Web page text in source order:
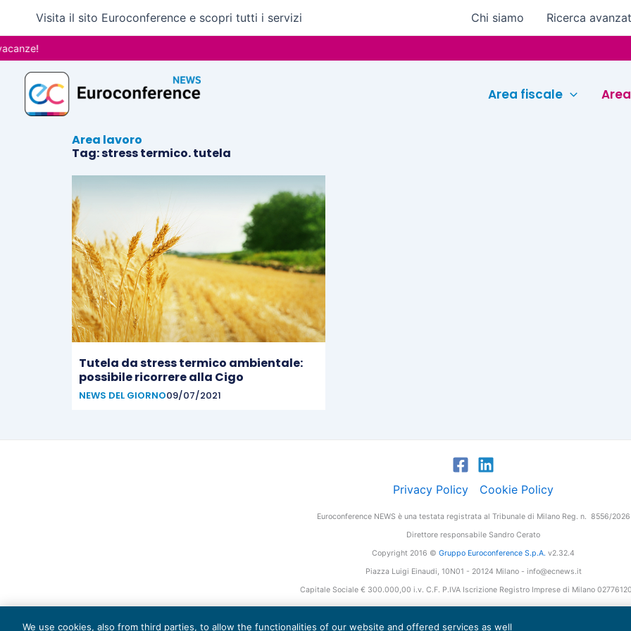
contenuto
Visita il sito Euroconference e scopri tutti i servizi Chi siamo Ricerca
Area fiscale
Area lavoro
Tag: stress termico. tutela
Tutela da stress termico ambientale:
possibile ricorrere alla Cigo
NEWS DEL GIORNO09/07/2021
Privacy Policy Cookie Policy
Euroconference NEWS è una testata registrata al Tribunale di Milano Reg. n. 8556/2026
Direttore responsabile Sandro Cerato
Copyright 2016 © Gruppo Euroconference S.p.A. v2.32.4
Piazza Luigi Einaudi, 10N01 - 20124 Milano - info@ecnews.it
Capitale Sociale € 300.000,00 i.v. C.F. P.IVA Iscrizione Registro Imprese di Milano
We use cookies, also from third parties, to allow the functionalities of our website and offered services as well